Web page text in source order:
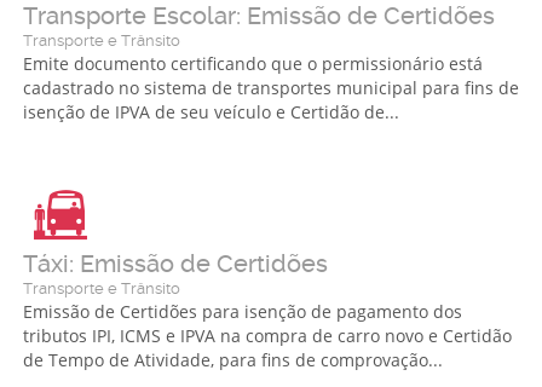
Transporte Escolar: Emissão de Certidões
Transporte e Trânsito
Emite documento certificando que o permissionário está
cadastrado no sistema de transportes municipal para fins de
isenção de IPVA de seu veículo e Certidão de...
Táxi: Emissão de Certidões
Transporte e Trânsito
Emissão de Certidões para isenção de pagamento dos
tributos IPI, ICMS e IPVA na compra de carro novo e Certidão
de Tempo de Atividade, para fins de comprovação...